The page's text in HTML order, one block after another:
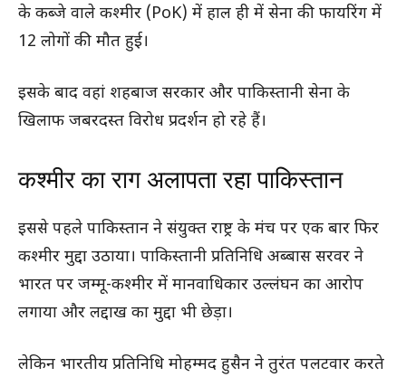
के कब्जे वाले कश्मीर (PoK) में हाल ही में सेना की फायरिंग में
12 लोगों की मौत हुई।
इसके बाद वहां शहबाज सरकार और पाकिस्तानी सेना के
खिलाफ जबरदस्त विरोध प्रदर्शन हो रहे हैं।
कश्मीर का राग अलापता रहा पाकिस्तान
इससे पहले पाकिस्तान ने संयुक्त राष्ट्र के मंच पर एक बार फिर
कश्मीर मुद्दा उठाया। पाकिस्तानी प्रतिनिधि अब्बास सरवर ने
भारत पर जम्मू-कश्मीर में मानवाधिकार उल्लंघन का आरोप
लगाया और लद्दाख का मुद्दा भी छेड़ा।
लेकिन भारतीय प्रतिनिधि मोहम्मद हुसैन ने तुरंत पलटवार करते